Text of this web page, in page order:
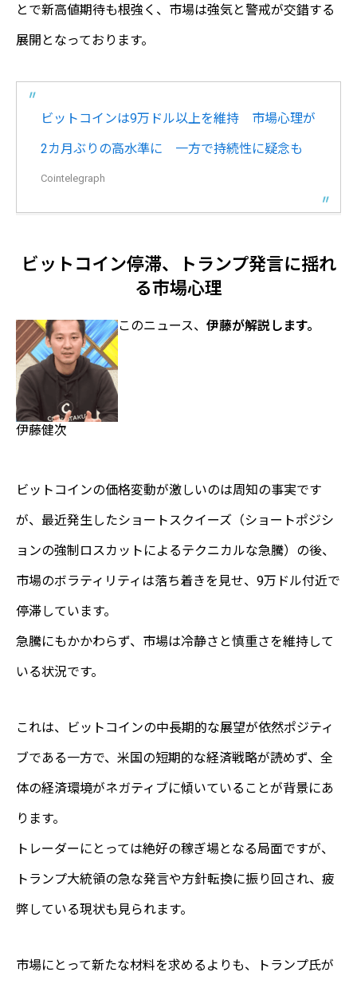
とで新高値期待も根強く、市場は強気と警戒が交錯する
展開となっております。
ビットコインは9万ドル以上を維持 市場心理が
2カ月ぶりの高水準に 一方で持続性に疑念も
Cointelegraph
ビットコイン停滞、トランプ発言に揺れ
る市場心理
伊藤健次
このニュース、 伊藤が解説します。
ビットコインの価格変動が激しいのは周知の事実です
が、最近発生したショートスクイーズ（ショートポジシ
ョンの強制ロスカットによるテクニカルな急騰）の後、
市場のボラティリティは落ち着きを見せ、9万ドル付近で
停滞しています。
急騰にもかかわらず、市場は冷静さと慎重さを維持して
いる状況です。
これは、ビットコインの中長期的な展望が依然ポジティ
ブである一方で、米国の短期的な経済戦略が読めず、全
体の経済環境がネガティブに傾いていることが背景にあ
ります。
トレーダーにとっては絶好の稼ぎ場となる局面ですが、
トランプ大統領の急な発言や方針転換に振り回され、疲
弊している現状も見られます。
市場にとって新たな材料を求めるよりも、トランプ氏が